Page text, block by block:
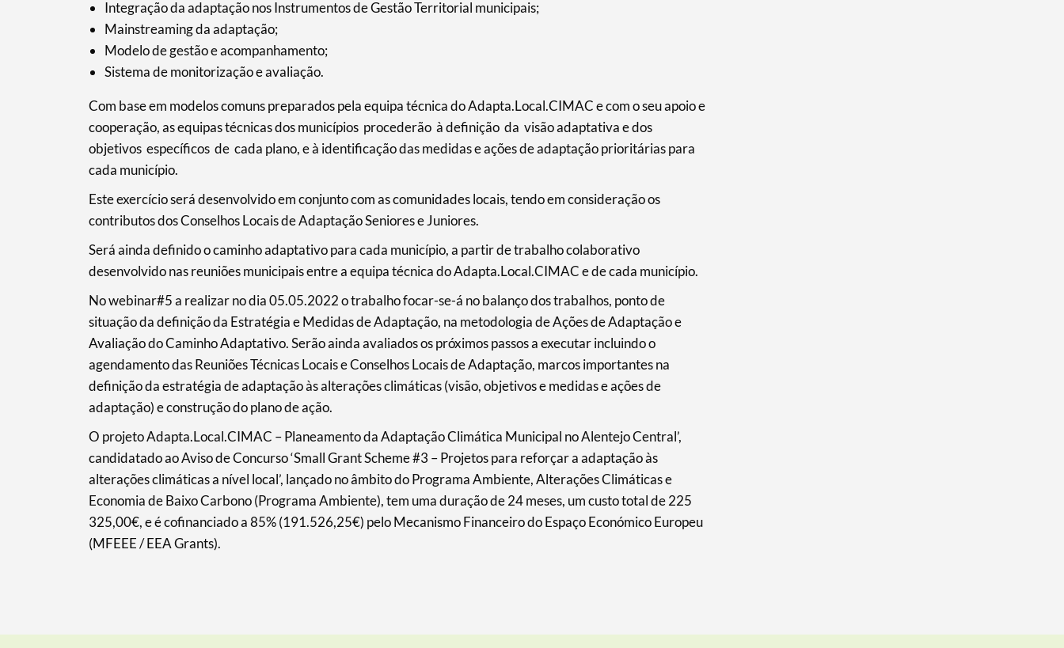
Categorias gerais
Filtros
Integração da adaptação nos Instrumentos de Gestão Territorial municipais;
Mainstreaming da adaptação;
Modelo de gestão e acompanhamento;
Sistema de monitorização e avaliação.
Com base em modelos comuns preparados pela equipa técnica do Adapta.Local.CIMAC e com o seu apoio e
cooperação, as equipas técnicas dos municípios procederão à definição da visão adaptativa e dos
objetivos específicos de cada plano, e à identificação das medidas e ações de adaptação prioritárias para
cada município.
Este exercício será desenvolvido em conjunto com as comunidades locais, tendo em consideração os
contributos dos Conselhos Locais de Adaptação Seniores e Juniores.
Será ainda definido o caminho adaptativo para cada município, a partir de trabalho colaborativo
desenvolvido nas reuniões municipais entre a equipa técnica do Adapta.Local.CIMAC e de cada município.
No webinar#5 a realizar no dia 05.05.2022 o trabalho focar-se-á no balanço dos trabalhos, ponto de
situação da definição da Estratégia e Medidas de Adaptação, na metodologia de Ações de Adaptação e
Avaliação do Caminho Adaptativo. Serão ainda avaliados os próximos passos a executar incluindo o
agendamento das Reuniões Técnicas Locais e Conselhos Locais de Adaptação, marcos importantes na
definição da estratégia de adaptação às alterações climáticas (visão, objetivos e medidas e ações de
adaptação) e construção do plano de ação.
O projeto Adapta.Local.CIMAC – Planeamento da Adaptação Climática Municipal no Alentejo Central’,
candidatado ao Aviso de Concurso ‘Small Grant Scheme #3 – Projetos para reforçar a adaptação às
alterações climáticas a nível local’, lançado no âmbito do Programa Ambiente, Alterações Climáticas e
Economia de Baixo Carbono (Programa Ambiente), tem uma duração de 24 meses, um custo total de 225
325,00€, e é cofinanciado a 85% (191.526,25€) pelo Mecanismo Financeiro do Espaço Económico Europeu
(MFEEE / EEA Grants).